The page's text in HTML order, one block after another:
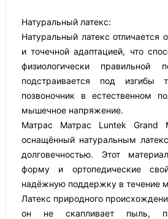
Натуральный латекс:
Натуральный латекс отличается
и точечной адаптацией, что
физиологически
подстраивается под изгибы
позвоночник в естественном
мышечное напряжение.
Матрас Матрас Luntek Grand
оснащённый натуральным
долговечностью. Этот
форму и ортопедические
надёжную поддержку в течение
Латекс природного
он не скапливает пыль,